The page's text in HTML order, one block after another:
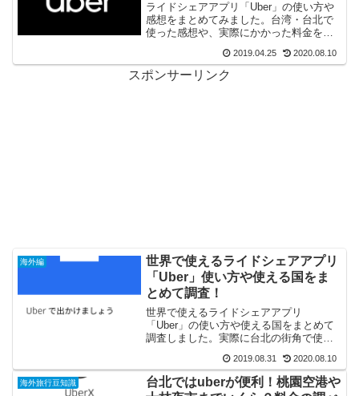
ライドシェアアプリ「Uber」の使い方や
感想をまとめてみました。台湾・台北で
使った感想や、実際にかかった料金を調
ったのか？乗り比べてみたり、グーグル
マップから連携する方法も紹介します。
2019.04.25 2020.08.10
スポンサーリンク
海外編
世界で使えるライドシェアアプリ
「Uber」使い方や使える国をま
とめて調査！
世界で使えるライドシェアアプリ
「Uber」の使い方や使える国をまとめて
調査しました。実際に台北の街角で使っ
2019.08.31 2020.08.10
海外旅行豆知識
台北ではuberが便利！桃園空港や